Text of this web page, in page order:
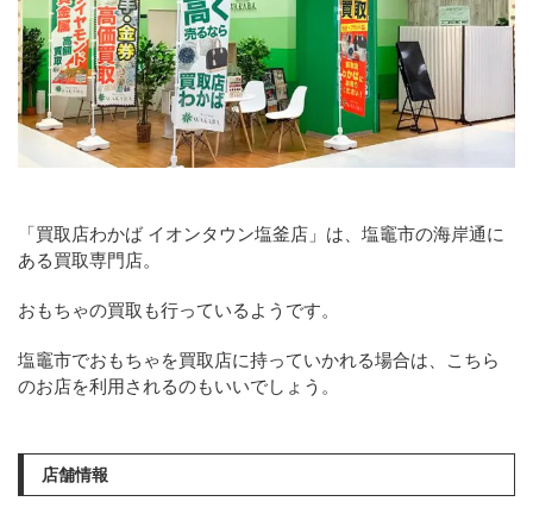
「買取店わかば イオンタウン塩釜店」は、塩竈市の海岸通に
ある買取専門店。
おもちゃの買取も行っているようです。
塩竈市でおもちゃを買取店に持っていかれる場合は、こちら
のお店を利用されるのもいいでしょう。
店舗情報